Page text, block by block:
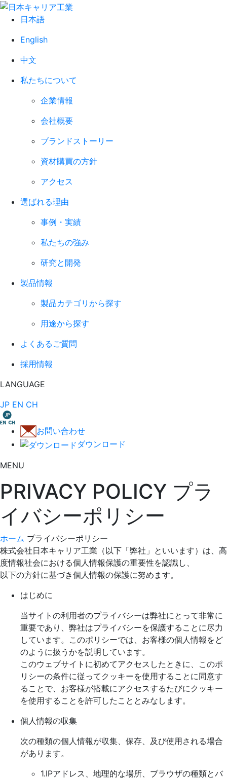
日本語
English
中文
私たちについて
企業情報
会社概要
ブランドストーリー
資材購買の方針
アクセス
選ばれる理由
事例・実績
私たちの強み
研究と開発
製品情報
製品カテゴリから探す
用途から探す
よくあるご質問
採用情報
LANGUAGE
JP EN CH
お問い合わせ
ダウンロード
MENU
PRIVACY POLICY プラ
イバシーポリシー
ホーム プライバシーポリシー
株式会社日本キャリア工業（以下「弊社」といいます）は、高
度情報社会における個人情報保護の重要性を認識し、
以下の方針に基づき個人情報の保護に努めます。
はじめに
当サイトの利用者のプライバシーは弊社にとって非常に
重要であり、弊社はプライバシーを保護することに尽力
しています。このポリシーでは、お客様の個人情報をど
のように扱うかを説明しています。
このウェブサイトに初めてアクセスしたときに、このポ
リシーの条件に従ってクッキーを使用することに同意す
ることで、お客様が搭載にアクセスするたびにクッキー
を使用することを許可したこととみなします。
個人情報の収集
次の種類の個人情報が収集、保存、及び使用される場合
があります。
1.IPアドレス、地理的な場所、ブラウザの種類とバ